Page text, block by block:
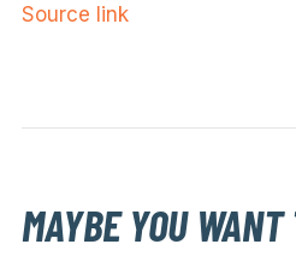
Source link
MAYBE YOU WANT